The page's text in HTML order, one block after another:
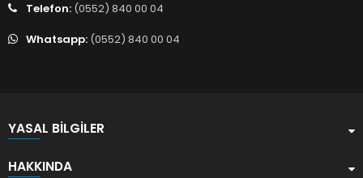
Telefon: (0552) 840 00 04
Whatsapp: (0552) 840 00 04
YASAL BILGILER
HAKKINDA